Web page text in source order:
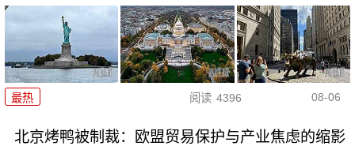
最热 阅读 4396 08-06
北京烤鸭被制裁：欧盟贸易保护与产业焦虑的缩影